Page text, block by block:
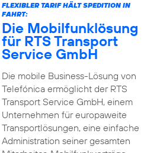
FLEXIBLER TARIF HÄLT SPEDITION IN
FAHRT:
Die Mobilfunklösung
für RTS Transport
Service GmbH
Die mobile Business-Lösung von
Telefónica ermöglicht der RTS
Transport Service GmbH, einem
Unternehmen für europaweite
Transportlösungen, eine einfache
Administration seiner gesamten